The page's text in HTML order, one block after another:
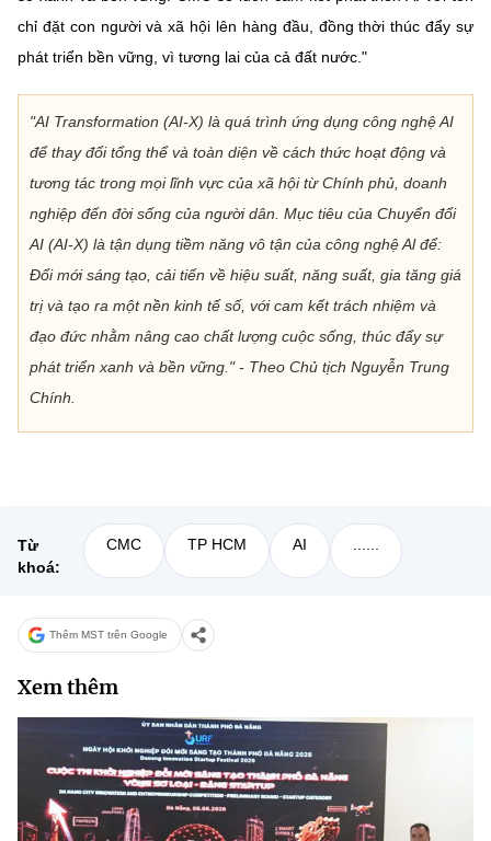
chỉ đặt con người và xã hội lên hàng đầu, đồng thời thúc đẩy sự
phát triển bền vững, vì tương lai của cả đất nước."
"AI Transformation (AI-X) là quá trình ứng dụng công nghệ AI
để thay đổi tổng thể và toàn diện về cách thức hoạt động và
tương tác trong mọi lĩnh vực của xã hội từ Chính phủ, doanh
nghiệp đến đời sống của người dân. Mục tiêu của Chuyển đổi
AI (AI-X) là tận dụng tiềm năng vô tận của công nghệ Al để:
Đổi mới sáng tạo, cải tiến về hiệu suất, năng suất, gia tăng giá
trị và tạo ra một nền kinh tế số, với cam kết trách nhiệm và
đạo đức nhằm nâng cao chất lượng cuộc sống, thúc đẩy sự
phát triển xanh và bền vững." - Theo Chủ tịch Nguyễn Trung
Chính.
Từ
khoá:
CMC TP HCM AI
Thêm MST trên Google
Xem thêm